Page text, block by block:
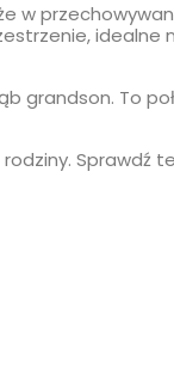
w
idealne
grandson. To
Sprawdź